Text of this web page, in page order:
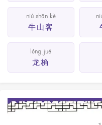
niú shān kè
牛山客
lóng jué
龙桷